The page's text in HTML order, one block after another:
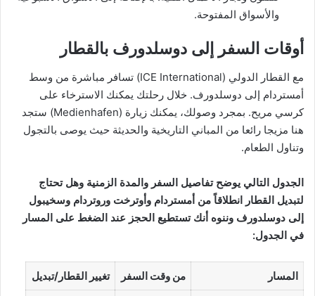
والأسواق المفتوحة.
أوقات السفر إلى دوسلدورف بالقطار
مع القطار الدولي (ICE International) تسافر مباشرة من وسط
أمستردام إلى دوسلدورف. خلال رحلتك يمكنك الاسترخاء على
كرسي مريح. بمجرد وصولك، يمكنك زيارة (Medienhafen) ستجد
هنا مزيجا رائعا من المباني التاريخية والحديثة حيث يوصى بالتجول
وتناول الطعام.
الجدول التالي يوضح تفاصيل السفر والمدة الزمنية وهل تحتاج
لتبديل القطار انطلاقاً من أمستردام وأوترخت وروتردام وسخيبول
إلى دوسلدورف وننوه أنك تستطيع الحجز عند الضغط على المسار
في الجدول:
المسار من وقت السفر تغيير القطار/تبديل